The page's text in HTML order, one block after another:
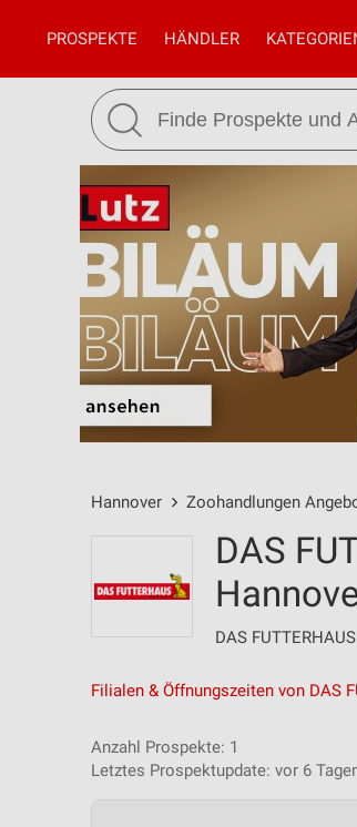
PROSPEKTE HÄNDLER
Hannover Zoohandlungen
DAS
DAS FUTTERHAUS
Filialen & Öffnungszeiten von DAS
Anzahl Prospekte: 1
Letztes Prospektupdate: vor 6